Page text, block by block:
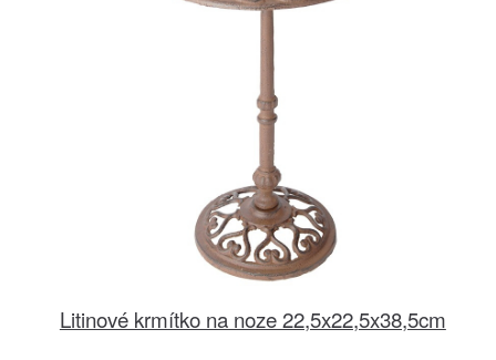
Litinové krmítko na noze 22,5x22,5x38,5cm